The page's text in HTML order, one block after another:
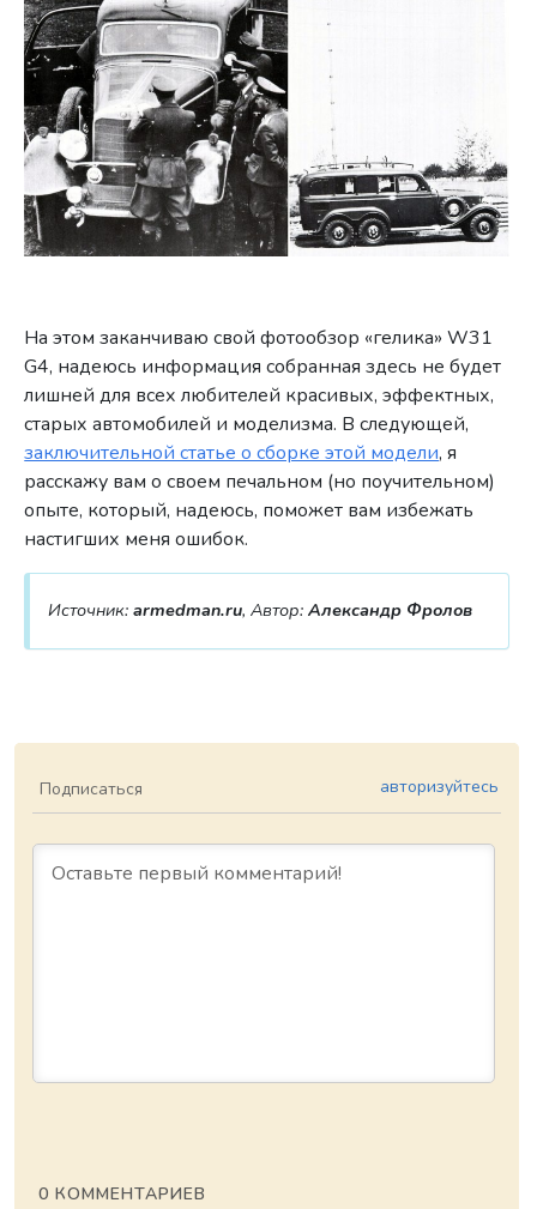
На этом заканчиваю свой фотообзор «гелика» W31
G4, надеюсь информация собранная здесь не будет
лишней для всех любителей красивых, эффектных,
старых автомобилей и моделизма. В следующей,
заключительной статье о сборке этой модели, я
расскажу вам о своем печальном (но поучительном)
опыте, который, надеюсь, поможет вам избежать
настигших меня ошибок.
Источник: armedman.ru, Автор: Александр Фролов
Подписаться авторизуйтесь
0 КОММЕНТАРИЕВ